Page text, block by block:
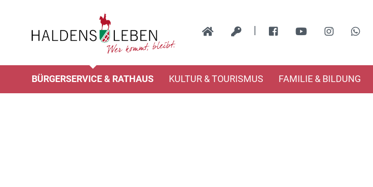
|
BÜRGERSERVICE & RATHAUS KULTUR & TOURISMUS FAMILIE & BILDUNG